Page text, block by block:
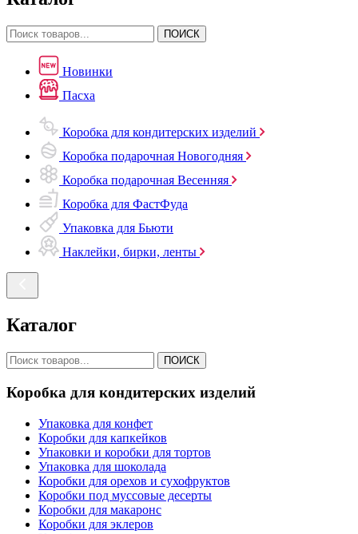
ПОИСК
Новинки
Пасха
Коробка для кондитерских изделий
Коробка подарочная Новогодняя
Коробка подарочная Весенняя
Коробка для ФастФуда
Упаковка для Бьюти
Наклейки, бирки, ленты
Каталог
ПОИСК
Коробка для кондитерских изделий
Упаковка для конфет
Коробки для капкейков
Упаковки и коробки для тортов
Упаковка для шоколада
Коробки для орехов и сухофруктов
Коробки под муссовые десерты
Коробки для макаронс
Коробки для эклеров